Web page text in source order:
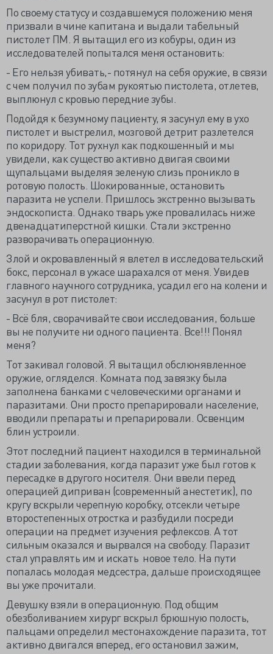
По своему статусу и создавшемуся положению меня
призвали в чине капитана и выдали табельный
пистолет ПМ. Я вытащил его из кобуры, один из
исследователей попытался меня остановить:
- Его нельзя убивать,- потянул на себя оружие, в связи
с чем получил по зубам рукоятью пистолета, отлетев,
выплюнул с кровью передние зубы.
Подойдя к безумному пациенту, я засунул ему в ухо
пистолет и выстрелил, мозговой детрит разлетелся
по коридору. Тот рухнул как подкошенный и мы
увидели, как существо активно двигая своими
щупальцами выделяя зеленую слизь проникло в
ротовую полость. Шокированные, остановить
паразита не успели. Пришлось экстренно вызывать
эндоскописта. Однако тварь уже провалилась ниже
двенадцатиперстной кишки. Стали экстренно
разворачивать операционную.
Злой и окровавленный я влетел в исследовательский
бокс, персонал в ужасе шарахался от меня. Увидев
главного научного сотрудника, усадил его на колени и
засунул в рот пистолет:
- Всё бля, сворачивайте свои исследования, больше
вы не получите ни одного пациента. Все!!! Понял
меня?
Тот закивал головой. Я вытащил обслюнявленное
оружие, огляделся. Комната под завязку была
заполнена банками с человеческими органами и
паразитами. Они просто препарировали население,
вводили препараты и препарировали. Освенцим
блин устроили.
Этот последний пациент находился в терминальной
стадии заболевания, когда паразит уже был готов к
пересадке в другого носителя. Они ввели перед
операцией диприван (современный анестетик), по
кругу вскрыли черепную коробку, отсекли четыре
второстепенных отростка и разбудили посреди
операции на предмет изучения рефлексов. А тот
сильным оказался и вырвался на свободу. Паразит
стал управлять им и искать новое тело. На пути
попалась молодая медсестра, дальше происходящее
вы уже прочитали.
Девушку взяли в операционную. Под общим
обезболиванием хирург вскрыл брюшную полость,
пальцами определил местонахождение паразита, тот
активно двигался вперед, его остановил зажим,